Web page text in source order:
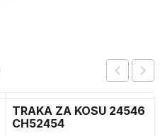
TRAKA ZA KOSU 24546
CH52454